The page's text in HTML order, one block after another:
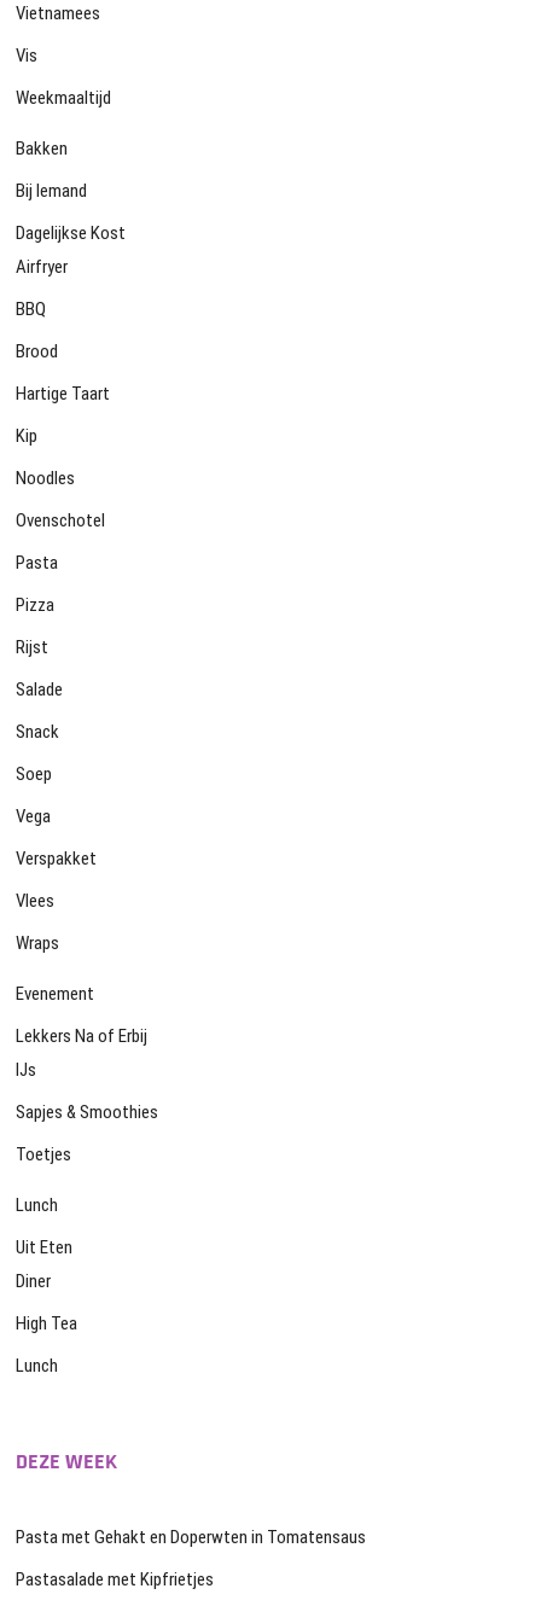
Vietnamees
Vis
Weekmaaltijd
Bakken
Bij Iemand
Dagelijkse Kost
Airfryer
BBQ
Brood
Hartige Taart
Kip
Noodles
Ovenschotel
Pasta
Pizza
Rijst
Salade
Snack
Soep
Vega
Verspakket
Vlees
Wraps
Evenement
Lekkers Na of Erbij
IJs
Sapjes & Smoothies
Toetjes
Lunch
Uit Eten
Diner
High Tea
Lunch
DEZE WEEK
Pasta met Gehakt en Doperwten in Tomatensaus
Pastasalade met Kipfrietjes